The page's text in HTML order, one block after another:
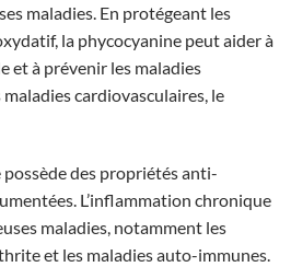
maladies. En protégeant les
la phycocyanine peut aider à
et à prévenir les maladies
cardiovasculaires, le
des propriétés anti-
L’inflammation chronique
maladies, notamment les
et les maladies auto-immunes.